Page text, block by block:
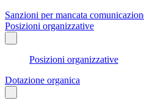
Sanzioni per mancata
Posizioni organizzative
Posizioni organizzative
Dotazione organica